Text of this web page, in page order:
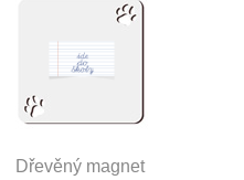
Dřevěný magnet